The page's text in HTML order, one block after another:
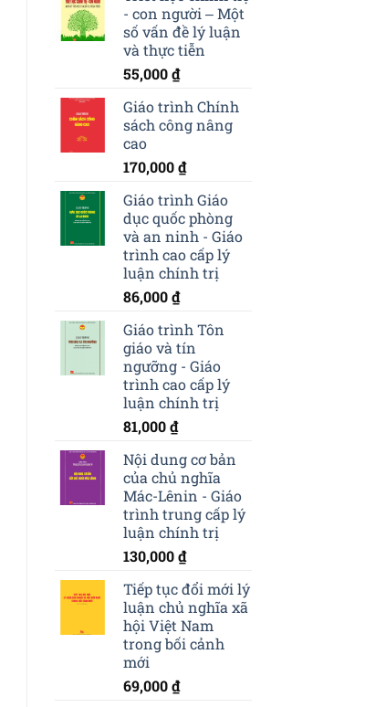
- con người ‒ Một
số vấn đề lý luận
và thực tiễn
55,000₫
Giáo trình Chính
sách công nâng
cao
170,000₫
Giáo trình Giáo
dục quốc phòng
và an ninh - Giáo
trình cao cấp lý
luận chính trị
86,000₫
Giáo trình Tôn
giáo và tín
ngưỡng - Giáo
trình cao cấp lý
luận chính trị
81,000₫
Nội dung cơ bản
của chủ nghĩa
Mác-Lênin - Giáo
trình trung cấp lý
luận chính trị
130,000₫
Tiếp tục đổi mới lý
luận chủ nghĩa xã
hội Việt Nam
trong bối cảnh
mới
69,000₫